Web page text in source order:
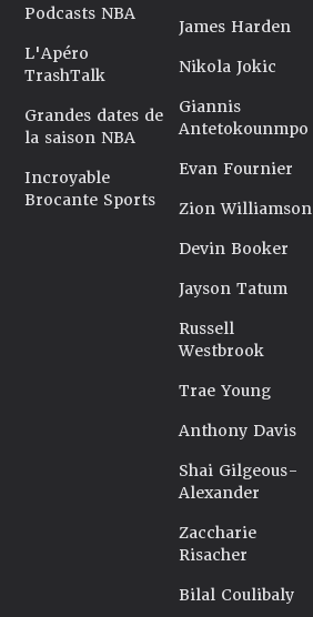
Podcasts NBA
L'Apéro
TrashTalk
Grandes dates de
la saison NBA
Incroyable
Brocante Sports
James Harden
Nikola Jokic
Giannis
Antetokounmpo
Evan Fournier
Zion Williamson
Devin Booker
Jayson Tatum
Russell
Westbrook
Trae Young
Anthony Davis
Shai Gilgeous-
Alexander
Zaccharie
Risacher
Bilal Coulibaly